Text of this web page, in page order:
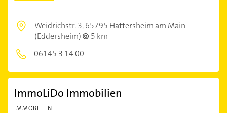
Weidrichstr. 3,65795 Hattersheim am Main
(Eddersheim)
5 km
06145 3 14 00
ImmoLiDo Immobilien
IMMOBILIEN